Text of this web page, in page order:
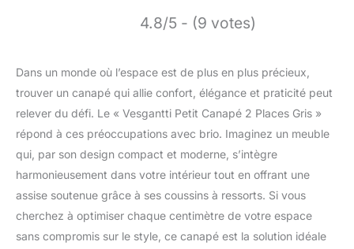
4.8/5 - (9 votes)
Dans un monde où l’espace est de plus en plus précieux,
trouver un canapé qui allie confort, élégance et praticité peut
relever du défi. Le « Vesgantti Petit Canapé 2 Places Gris »
répond à ces préoccupations avec brio. Imaginez un meuble
qui, par son design compact et moderne, s’intègre
harmonieusement dans votre intérieur tout en offrant une
assise soutenue grâce à ses coussins à ressorts. Si vous
cherchez à optimiser chaque centimètre de votre espace
sans compromis sur le style, ce canapé est la solution idéale